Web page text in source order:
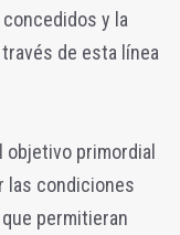
y la
de esta línea
objetivo primordial
las condiciones
permitieran